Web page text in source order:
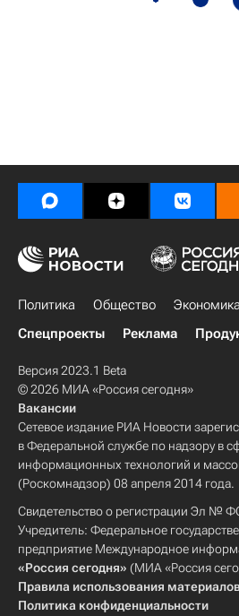
Политика Общество Экономика
Спецпроекты
Реклама
Версия 2023.1 Beta
© 2026 МИА «Россия сегодня»
Вакансии
Сетевое издание РИА Новости
в Федеральной службе по надзору в
информационных технологий и
(Роскомнадзор) 08 апреля 2014 года.
Свидетельство о регистрации Эл №
Учредитель: Федеральное
предприятие Международное
«Россия сегодня» (МИА «Россия
Правила использования
Политика конфиденциальности